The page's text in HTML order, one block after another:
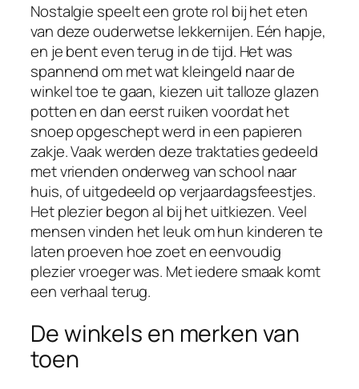
Nostalgie speelt een grote rol bij het eten
van deze ouderwetse lekkernijen. Eén hapje,
en je bent even terug in de tijd. Het was
spannend om met wat kleingeld naar de
winkel toe te gaan, kiezen uit talloze glazen
potten en dan eerst ruiken voordat het
snoep opgeschept werd in een papieren
zakje. Vaak werden deze traktaties gedeeld
met vrienden onderweg van school naar
huis, of uitgedeeld op verjaardagsfeestjes.
Het plezier begon al bij het uitkiezen. Veel
mensen vinden het leuk om hun kinderen te
laten proeven hoe zoet en eenvoudig
plezier vroeger was. Met iedere smaak komt
een verhaal terug.
De winkels en merken van
toen